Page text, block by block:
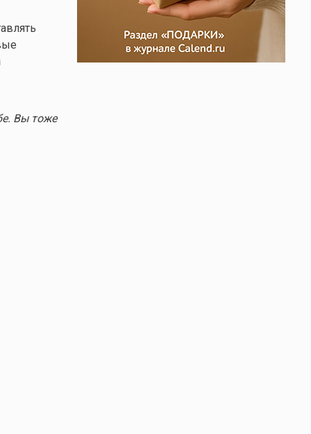
Вы тоже